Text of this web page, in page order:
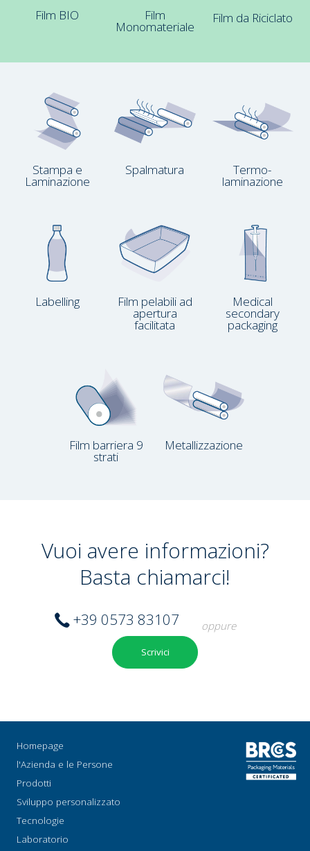
Film BIO Film
Monomateriale
Film da Riciclato
Stampa e
Laminazione
Spalmatura Termo­
laminazione
Labelling Film pelabili ad
apertura
facilitata
Medical
secondary
packaging
Film barriera 9
strati
Metallizzazione
Vuoi avere informazioni?
Basta chiamarci!
+39 0573 83107 oppure
Scrivici
Homepage
l'Azienda e le Persone
Prodotti
Sviluppo personalizzato
Tecnologie
Laboratorio